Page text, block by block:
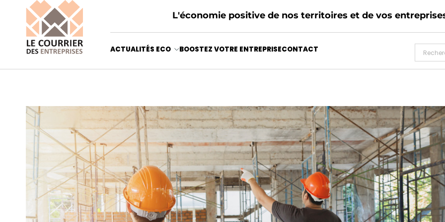
L'économie positive de nos territoires et de vos
ACTUALITÉS ECO BOOSTEZ VOTRE ENTREPRISECONTACT